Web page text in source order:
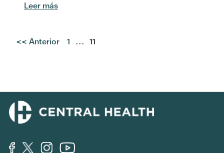
Leer más
<< Anterior 1 ... 11